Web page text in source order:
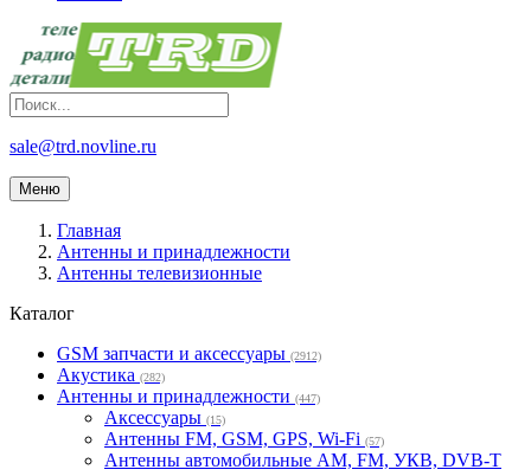
sale@trd.novline.ru
Меню
Главная
Антенны и принадлежности
Антенны телевизионные
Каталог
GSM запчасти и аксессуары (2912)
Акустика (282)
Антенны и принадлежности (447)
Аксессуары (15)
Антенны FM, GSM, GPS, Wi-Fi (57)
Антенны автомобильные AM, FM, УКВ, DVB-T